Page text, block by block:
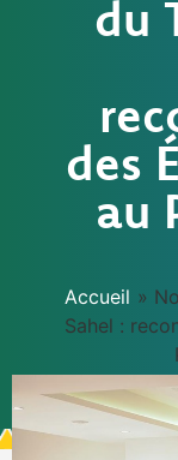
du
des
au
Accueil »
Sahel :